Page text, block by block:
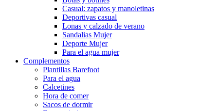
Casual: zapatos y manoletinas
Deportivas casual
Lonas y calzado de verano
Sandalias Mujer
Deporte Mujer
Para el agua mujer
Complementos
Plantillas Barefoot
Para el agua
Calcetines
Hora de comer
Sacos de dormir